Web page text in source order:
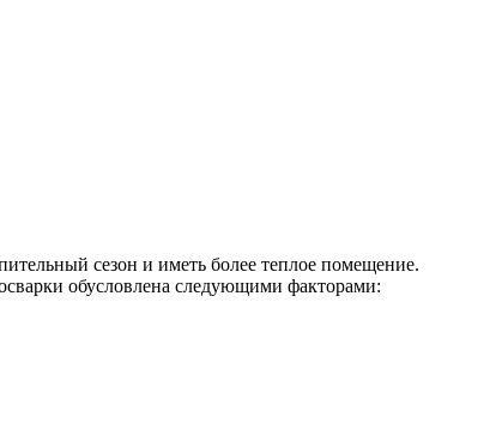
сезон и иметь более теплое помещение.
обусловлена следующими факторами: